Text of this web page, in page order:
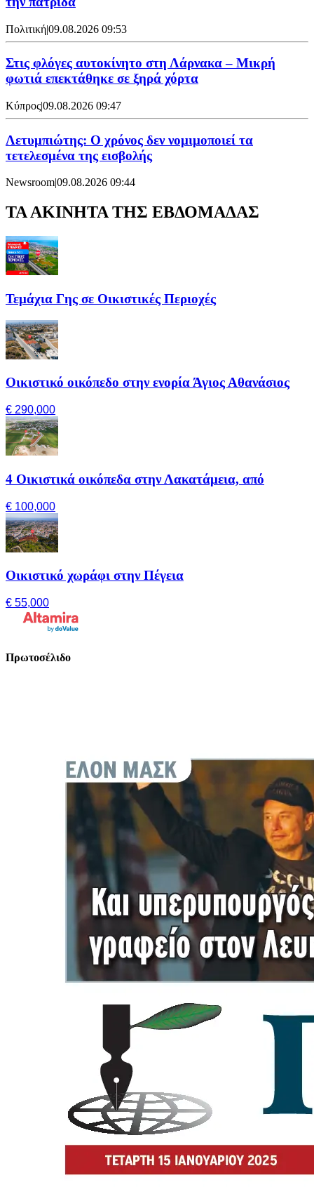
Πολιτική|09.08.2026 09:53
Στις φλόγες αυτοκίνητο στη Λάρνακα – Μικρή
φωτιά επεκτάθηκε σε ξηρά χόρτα
Κύπρος|09.08.2026 09:47
Λετυμπιώτης: Ο χρόνος δεν νομιμοποιεί τα
τετελεσμένα της εισβολής
Newsroom|09.08.2026 09:44
ΤΑ ΑΚΙΝΗΤΑ ΤΗΣ ΕΒΔΟΜΑΔΑΣ
Τεμάχια Γης σε Οικιστικές Περιοχές
Οικιστικό οικόπεδο στην ενορία Άγιος Αθανάσιος
€ 290,000
4 Οικιστικά οικόπεδα στην Λακατάμεια, από
€ 100,000
Οικιστικό χωράφι στην Πέγεια
€ 55,000
Πρωτοσέλιδο